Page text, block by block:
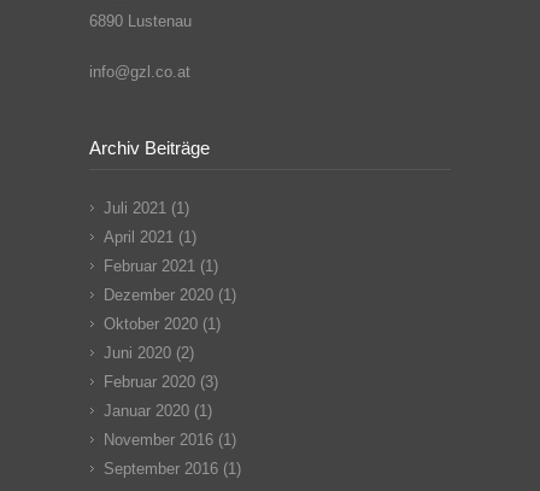
6890 Lustenau
info@gzl.co.at
Archiv Beiträge
Juli 2021 (1)
April 2021 (1)
Februar 2021 (1)
Dezember 2020 (1)
Oktober 2020 (1)
Juni 2020 (2)
Februar 2020 (3)
Januar 2020 (1)
November 2016 (1)
September 2016 (1)